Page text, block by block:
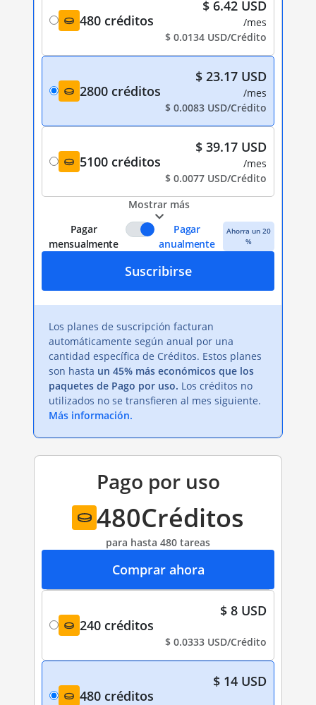
480 créditos
$ 6.42 USD
/mes
$ 0.0134 USD/Crédito
2800 créditos
$ 23.17 USD
/mes
$ 0.0083 USD/Crédito
5100 créditos
$ 39.17 USD
/mes
$ 0.0077 USD/Crédito
Mostrar más
Pagar
mensualmente
Pagar
anualmente
Ahorra un 20
%
Suscribirse
Los planes de suscripción facturan
automáticamente según anual por una
cantidad específica de Créditos. Estos planes
son hasta un 45% más económicos que los
paquetes de Pago por uso. Los créditos no
utilizados no se transfieren al mes siguiente.
Más información.
Pago por uso
480Créditos
para hasta 480 tareas
Comprar ahora
240 créditos
$ 8 USD
$ 0.0333 USD/Crédito
480 créditos
$ 14 USD